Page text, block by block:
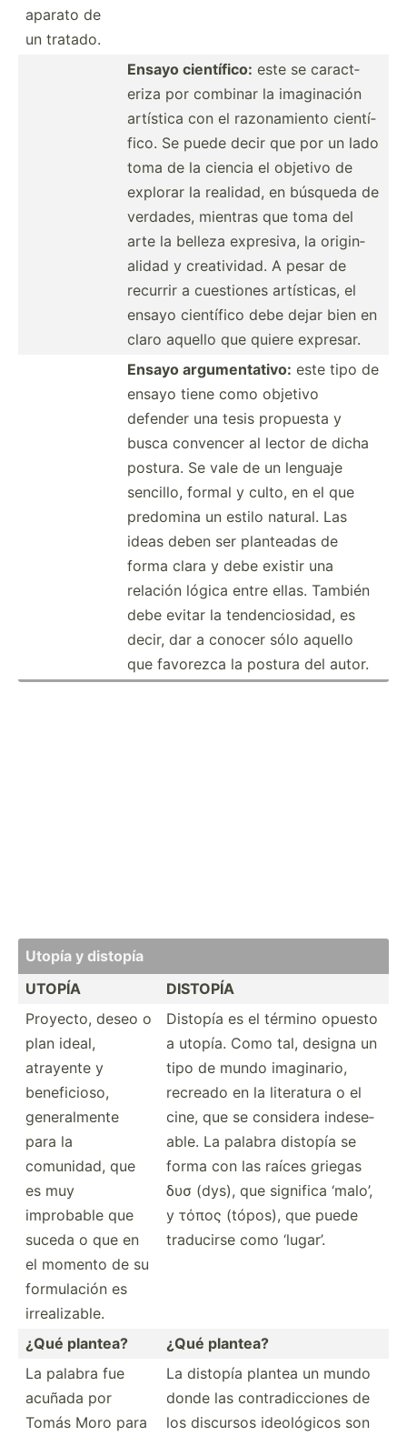
aparato de
un tratado.
Ensayo cientí­fico: este se caract­
eriza por combinar la imagin­ación
artística con el razona­miento cientí­
fico. Se puede decir que por un lado
toma de la ciencia el objetivo de
explorar la realidad, en búsqueda de
verdades, mientras que toma del
arte la belleza expresiva, la origin­
alidad y creati­vidad. A pesar de
recurrir a cuestiones artíst­icas, el
ensayo científico debe dejar bien en
claro aquello que quiere expresar.
Ensayo argume­nta­tivo: este tipo de
ensayo tiene como objetivo
defender una tesis propuesta y
busca convencer al lector de dicha
postura. Se vale de un lenguaje
sencillo, formal y culto, en el que
predomina un estilo natural. Las
ideas deben ser planteadas de
forma clara y debe existir una
relación lógica entre ellas. También
debe evitar la tenden­cio­sidad, es
decir, dar a conocer sólo aquello
que favorezca la postura del autor.
Utopía y distopía
UTOPÍA
DISTOPÍA
Proyecto, deseo o
plan ideal,
atrayente y
benefi­cioso,
genera­lmente
para la
comunidad, que
es muy
improbable que
suceda o que en
el momento de su
formul­ación es
irreal­izable.
Distopía es el término opuesto
a utopía. Como tal, designa un
tipo de mundo imagin­ario,
recreado en la literatura o el
cine, que se considera indese­
able. La palabra distopía se
forma con las raíces griegas
δυσ (dys), que significa ‘malo’,
y τόπος (tópos), que puede
traducirse como ‘lugar’.
¿Qué plantea?
¿Qué plantea?
La palabra fue
acuñada por
Tomás Moro para
La distopía plantea un mundo
donde las contra­dic­ciones de
los discursos ideoló­gicos son